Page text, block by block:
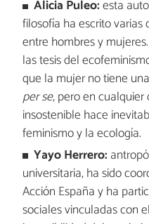
Alicia Puleo:esta
filosofía ha escrito
entre hombres y
las tesis del
que la mujer no tiene
per se, pero en
insostenible hace
feminismo y la ecología.
Yayo Herrero:
universitaria, ha sido
Acción España y ha
sociales vinculadas con